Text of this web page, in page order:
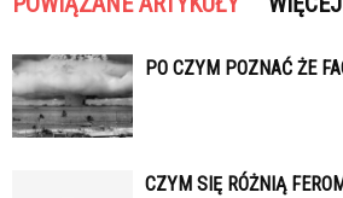
PO CZYM POZNAĆ ŻE
CZYM SIĘ RÓŻNIĄ